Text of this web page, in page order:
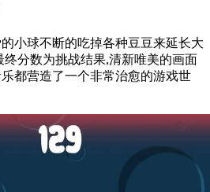
小球不断的吃掉各种豆豆来延长大
终分数为挑战结果,清新唯美的画面
都营造了一个非常治愈的游戏世